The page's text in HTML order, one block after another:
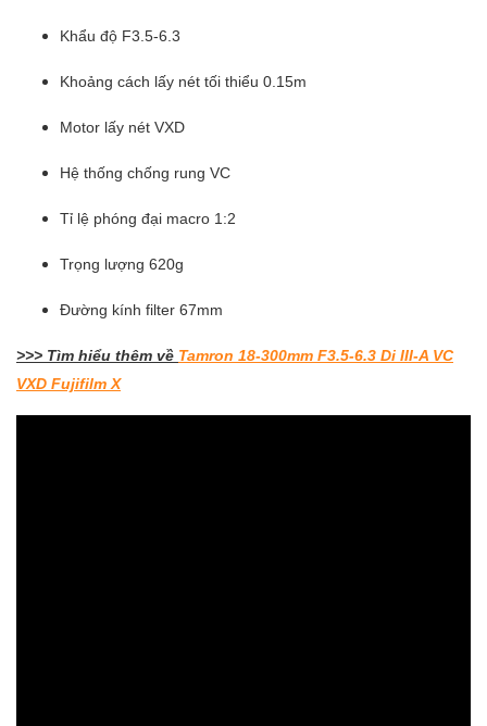
Khẩu độ F3.5-6.3
Khoảng cách lấy nét tối thiểu 0.15m
Motor lấy nét VXD
Hệ thống chống rung VC
Tỉ lệ phóng đại macro 1:2
Trọng lượng 620g
Đường kính filter 67mm
>>> Tìm hiểu thêm về Tamron 18-300mm F3.5-6.3 Di III-A VC
VXD Fujifilm X